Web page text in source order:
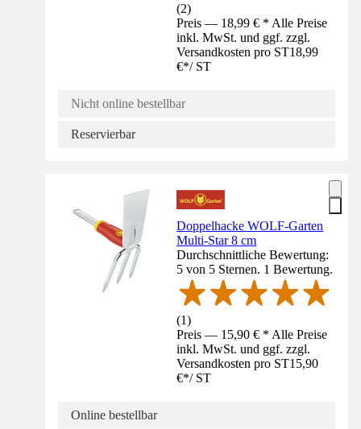
(2)
Preis — 18,99 € * Alle Preise
inkl. MwSt. und ggf. zzgl.
Versandkosten pro ST18,99
€*/ ST
Nicht online bestellbar
Reservierbar
Doppelhacke WOLF-Garten
Multi-Star 8 cm
Durchschnittliche Bewertung:
5 von 5 Sternen. 1 Bewertung.
(1)
Preis — 15,90 € * Alle Preise
inkl. MwSt. und ggf. zzgl.
Versandkosten pro ST15,90
€*/ ST
Online bestellbar